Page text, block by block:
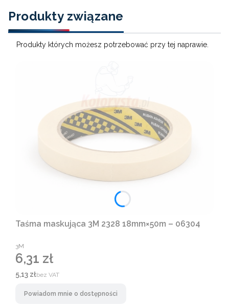
Produkty związane
Produkty których możesz potrzebować przy tej naprawie.
Taśma maskująca 3M 2328 18mm×50m – 06304
PRODUCENT
3M
Cena
6,31 zł
Cena
5,13 złbez VAT
Powiadom mnie o dostępności